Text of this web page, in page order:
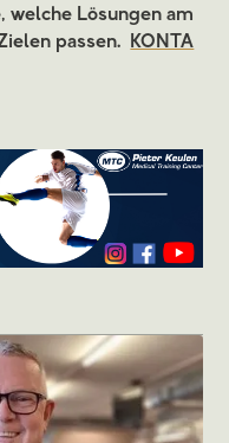
welche Lösungen am
passen.
KONTA